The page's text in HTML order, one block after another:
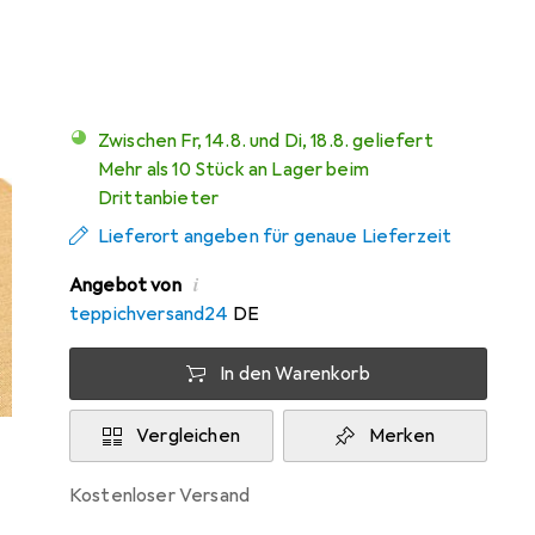
Zwischen Fr, 14.8. und Di, 18.8. geliefert
Mehr als 10 Stück an Lager beim
Drittanbieter
Lieferort angeben für genaue Lieferzeit
Angebot von i
teppichversand24 DE
In den Warenkorb
Vergleichen Merken
kostenloser Versand